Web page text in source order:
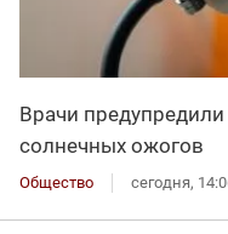
Врачи
солнечных ожогов
Общество сегодня,